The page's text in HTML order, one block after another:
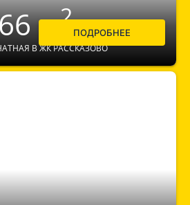
м2
В ЖК РАССКАЗОВО
ПОДРОБНЕЕ